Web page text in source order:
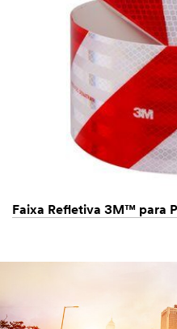
Faixa Refletiva 3M™ para